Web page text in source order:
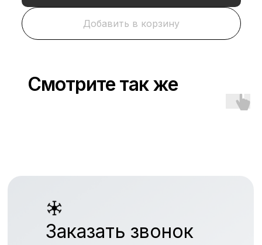
Добавить в корзину
Смотрите так же
Заказать звонок